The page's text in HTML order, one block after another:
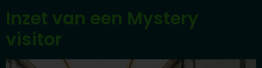
Inzet van een Mystery
visitor